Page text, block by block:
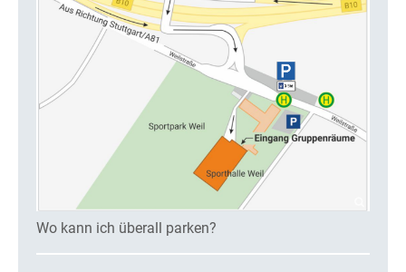
Wo kann ich überall parken?